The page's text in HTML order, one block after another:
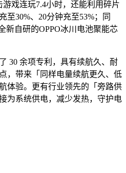
戏连玩7.4小时，还能利用碎片
至30%、20分钟充至53%；同
新自研的OPPO冰川电池聚能芯
30 余项专利，具有续航久、耐
，带来「同样电量续航更久、低
体验。更有行业领先的「旁路供
为系统供电，减少发热，守护电